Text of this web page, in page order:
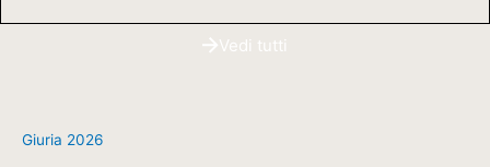
Vedi tutti
Giuria 2026